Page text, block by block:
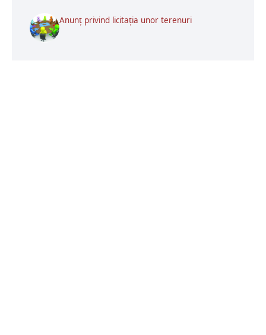
Anunț privind licitația unor terenuri